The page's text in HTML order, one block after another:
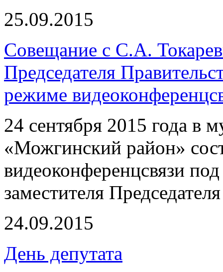
25.09.2015
Совещание с С.А.
Председателя
режиме
24 сентября 2015 года в
«Можгинский район»
видеоконференцсвязи
заместителя
24.09.2015
День депутата